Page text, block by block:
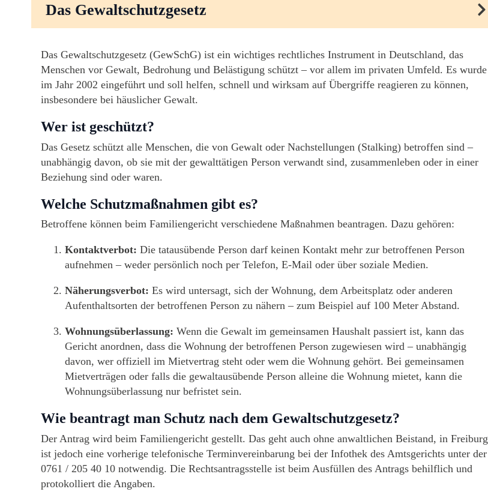
Das Gewaltschutzgesetz
Das Gewaltschutzgesetz (GewSchG) ist ein wichtiges rechtliches Instrument in Deutschland, das
Menschen vor Gewalt, Bedrohung und Belästigung schützt – vor allem im privaten Umfeld. Es wurde
im Jahr 2002 eingeführt und soll helfen, schnell und wirksam auf Übergriffe reagieren zu können,
insbesondere bei häuslicher Gewalt.
Wer ist geschützt?
Das Gesetz schützt alle Menschen, die von Gewalt oder Nachstellungen (Stalking) betroffen sind –
unabhängig davon, ob sie mit der gewalttätigen Person verwandt sind, zusammenleben oder in einer
Beziehung sind oder waren.
Welche Schutzmaßnahmen gibt es?
Betroffene können beim Familiengericht verschiedene Maßnahmen beantragen. Dazu gehören:
Kontaktverbot: Die tatausübende Person darf keinen Kontakt mehr zur betroffenen Person
aufnehmen – weder persönlich noch per Telefon, E-Mail oder über soziale Medien.
Näherungsverbot: Es wird untersagt, sich der Wohnung, dem Arbeitsplatz oder anderen
Aufenthaltsorten der betroffenen Person zu nähern – zum Beispiel auf 100 Meter Abstand.
Wohnungsüberlassung: Wenn die Gewalt im gemeinsamen Haushalt passiert ist, kann das
Gericht anordnen, dass die Wohnung der betroffenen Person zugewiesen wird – unabhängig
davon, wer offiziell im Mietvertrag steht oder wem die Wohnung gehört. Bei gemeinsamen
Mietverträgen oder falls die gewaltausübende Person alleine die Wohnung mietet, kann die
Wohnungsüberlassung nur befristet sein.
Wie beantragt man Schutz nach dem Gewaltschutzgesetz?
Der Antrag wird beim Familiengericht gestellt. Das geht auch ohne anwaltlichen Beistand, in Freiburg
ist jedoch eine vorherige telefonische Terminvereinbarung bei der Infothek des Amtsgerichts unter der
0761 / 205 40 10 notwendig. Die Rechtsantragsstelle ist beim Ausfüllen des Antrags behilflich und
protokolliert die Angaben.